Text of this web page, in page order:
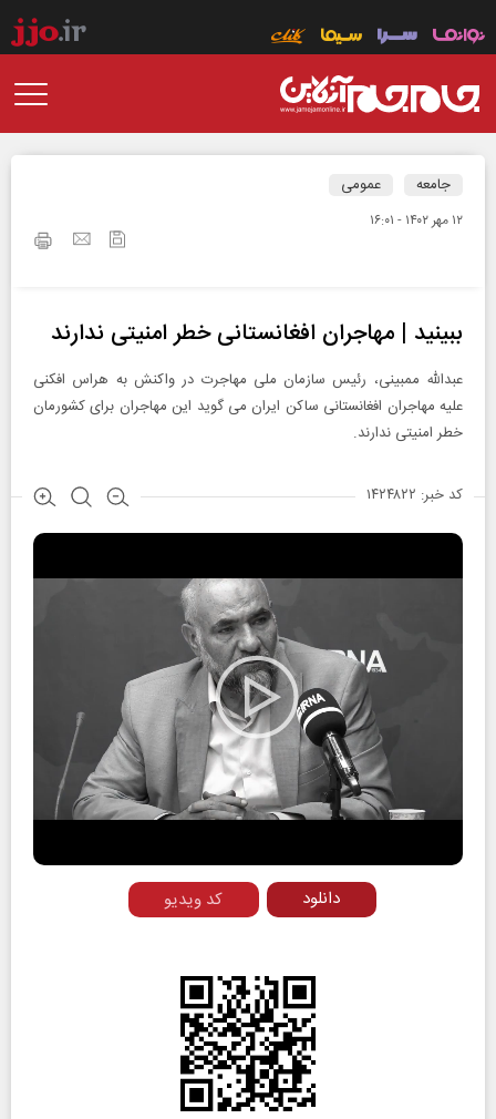
جامعه عمومی
۱۲ مهر ۱۴۰۲ - ۱۶:۰۱
ببینید | مهاجران افغانستانی خطر امنیتی ندارند
عبدالله ممبینی، رئیس سازمان ملی مهاجرت در واکنش به هراس افکنی
علیه مهاجران افغانستانی ساکن ایران می گوید این مهاجران برای کشورمان
خطر امنیتی ندارند.
کد خبر: ۱۴۲۴۸۲۲
Play
Video
کد ویدیو دانلود